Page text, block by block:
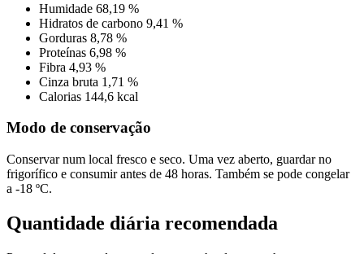
Humidade 68,19 %
Hidratos de carbono 9,41 %
Gorduras 8,78 %
Proteínas 6,98 %
Fibra 4,93 %
Cinza bruta 1,71 %
Calorias 144,6 kcal
Modo de conservação
Conservar num local fresco e seco. Uma vez aberto, guardar no
frigorífico e consumir antes de 48 horas. Também se pode congelar
a -18 ºC.
Quantidade diária recomendada